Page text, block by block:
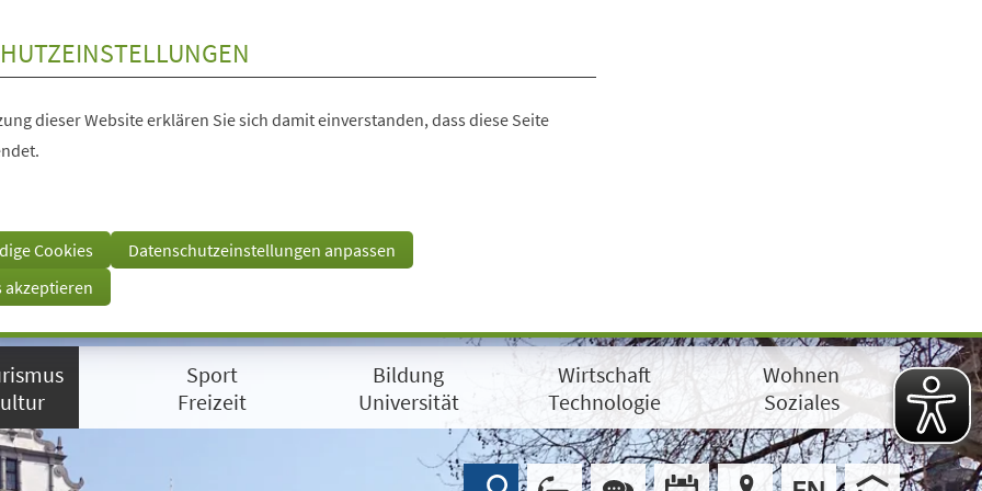
dieser Website erklären Sie sich damit einverstanden, dass diese Seite
Cookies
Datenschutzeinstellungen anpassen
akzeptieren
Sport
Freizeit
Bildung
Universität
Wirtschaft
Technologie
Wohnen
Soziales